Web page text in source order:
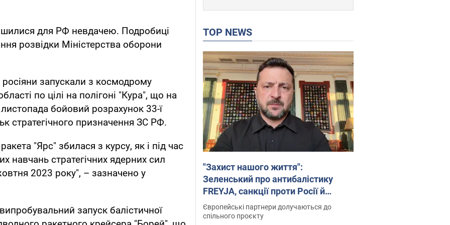
для РФ невдачею. Подробиці
розвідки Міністерства оборони
запускали з космодрому
по цілі на полігоні "Кура", що на
бойовий розрахунок 33-ї
стратегічного призначення ЗС РФ.
"Ярс" збилася з курсу, як і під час
навчань стратегічних ядерних сил
2023 року", – зазначено у
запуск балістичної
TOP NEWS
"Захист нашого життя":
Зеленський про антибалістику
FREYJA, санкції проти Росії й
підтримку аграріїв. Відео
Європейські партнери долучаються до
спільного проєкту